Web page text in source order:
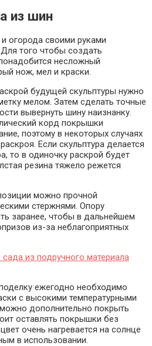
из шин
огорода своими руками
того чтобы создать
несложный
нож, мел и краски.
будущей скульптуры нужно
мелом. Затем сделать точные
вывернуть шину наизнанку.
корд покрышки
поэтому в некоторых случаях
Если скульптура делается
то в одиночку раскрой будет
резина тяжело режется
можно прочной
стержнями. Опору
заранее, чтобы в дальнейшем
из-за неблагоприятных
из подручного материала
ежегодно необходимо
с высокими температурными
дополнительно покрыть
оставлять покрышки без
очень нагревается на солнце
в использовании.